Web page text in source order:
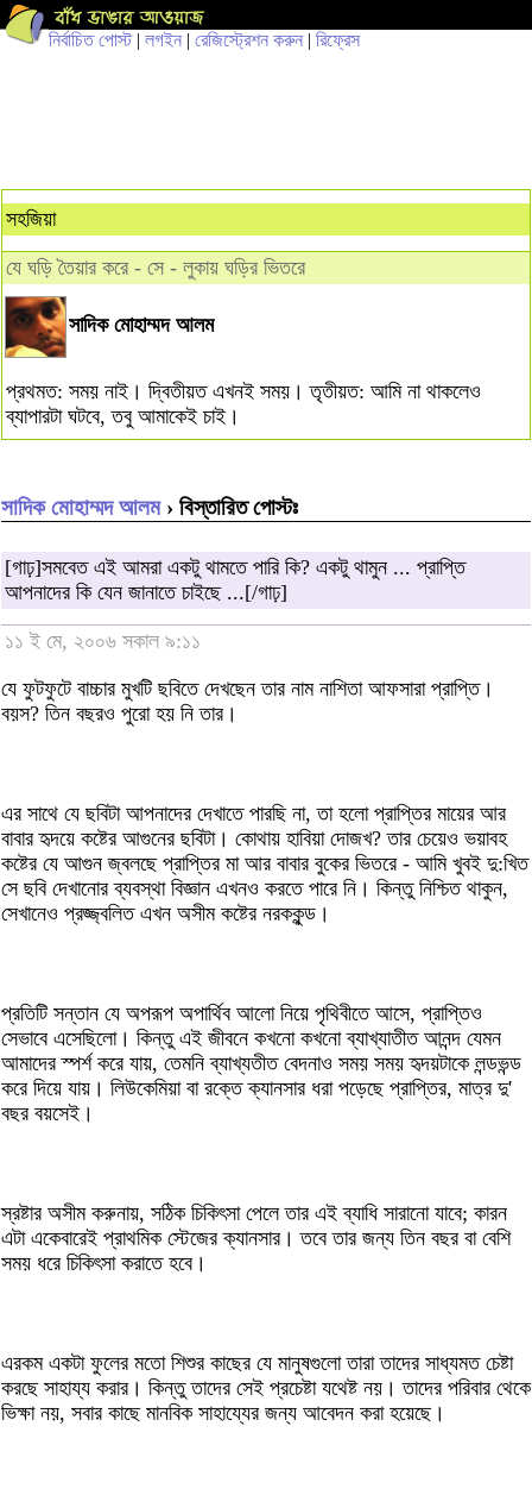
নির্বাচিত পোস্ট| লগইন | রেজিস্ট্রেশন করুন | রিফ্রেস
সহজিয়া
যে ঘড়ি তৈয়ার করে - সে - লুকায় ঘড়ির ভিতরে
সাদিক মোহাম্মদ আলম
প্রথমত: সময় নাই। দ্বিতীয়ত এখনই সময়। তৃতীয়ত: আমি না থাকলেও
ব্যাপারটা ঘটবে, তবু আমাকেই চাই।
সাদিক মোহাম্মদ আলম› বিস্তারিত পোস্টঃ
[গাঢ়]সমবেত এই আমরা একটু থামতে পারি কি? একটু থামুন ... প্রাপ্তি
আপনাদের কি যেন জানাতে চাইছে ...[/গাঢ়]
১১ ই মে, ২০০৬ সকাল ৯:১১
যে ফুটফুটে বাচ্চার মুখটি ছবিতে দেখছেন তার নাম নাশিতা আফসারা প্রাপ্তি।
বয়স? তিন বছরও পুরো হয় নি তার।
এর সাথে যে ছবিটা আপনাদের দেখাতে পারছি না, তা হলো প্রাপ্তির মায়ের আর
বাবার হৃদয়ে কষ্টের আগুনের ছবিটা। কোথায় হাবিয়া দোজখ? তার চেয়েও ভয়াবহ
কষ্টের যে আগুন জ্বলছে প্রাপ্তির মা আর বাবার বুকের ভিতরে - আমি খুবই দু:খিত
সে ছবি দেখানোর ব্যবস্থা বিজ্ঞান এখনও করতে পারে নি। কিন্তু নিশ্চিত থাকুন,
সেখানেও প্রজ্জ্বলিত এখন অসীম কষ্টের নরককুন্ড।
প্রতিটি সন্তান যে অপরূপ অপার্থিব আলো নিয়ে পৃথিবীতে আসে, প্রাপ্তিও
সেভাবে এসেছিলো। কিন্তু এই জীবনে কখনো কখনো ব্যাখ্যাতীত আনন্দ যেমন
আমাদের স্পর্শ করে যায়, তেমনি ব্যাখ্যতীত বেদনাও সময় সময় হৃদয়টাকে লন্ডভন্ড
করে দিয়ে যায়। লিউকেমিয়া বা রক্তে ক্যানসার ধরা পড়েছে প্রাপ্তির, মাত্র দু'
বছর বয়সেই।
স্রষ্টার অসীম করুনায়, সঠিক চিকিৎসা পেলে তার এই ব্যাধি সারানো যাবে; কারন
এটা একেবারেই প্রাথমিক স্টেজের ক্যানসার। তবে তার জন্য তিন বছর বা বেশি
সময় ধরে চিকিৎসা করাতে হবে।
এরকম একটা ফুলের মতো শিশুর কাছের যে মানুষগুলো তারা তাদের সাধ্যমত চেষ্টা
করছে সাহায্য করার। কিন্তু তাদের সেই প্রচেষ্টা যথেষ্ট নয়। তাদের পরিবার থেকে
ভিক্ষা নয়, সবার কাছে মানবিক সাহায্যের জন্য আবেদন করা হয়েছে।